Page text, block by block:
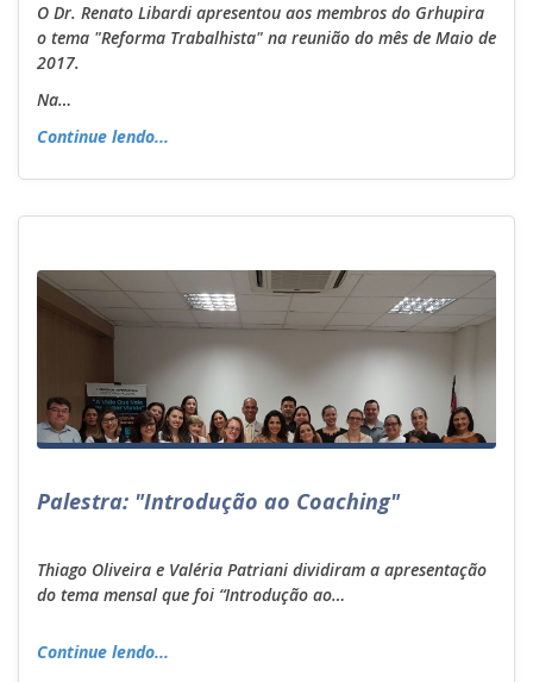
O Dr. Renato Libardi apresentou aos membros do Grhupira
o tema "Reforma Trabalhista" na reunião do mês de Maio de
2017.
Na…
Continue lendo...
Palestra: "Introdução ao Coaching"
Thiago Oliveira e Valéria Patriani dividiram a apresentação
do tema mensal que foi “Introdução ao…
Continue lendo...